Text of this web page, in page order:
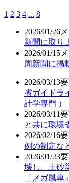
1 2 3 4 ... 8
2026/01/26
新聞に取り
2026/01/15
周新聞に掲
2026/03/13
省ガイドラ
計学専門 ）
2026/03/11
と共に環境
2026/02/16
例の制定な
2026/01/23
壊し、土砂
「メガ風